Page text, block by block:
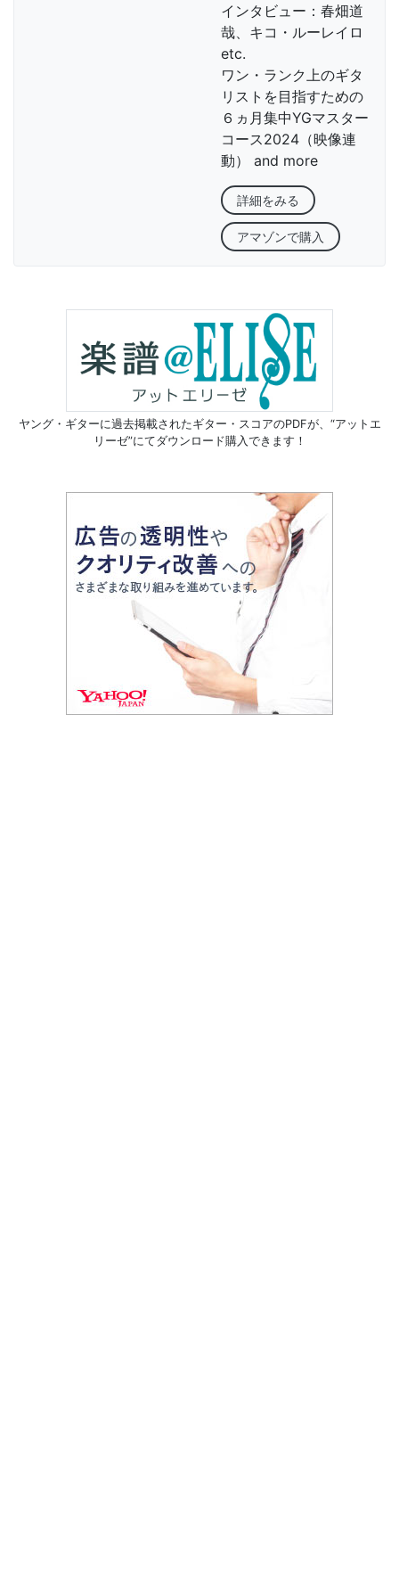
インタビュー：春畑道
哉、キコ・ルーレイロ
etc.
ワン・ランク上のギタ
リストを目指すための
６ヵ月集中YGマスター
コース2024（映像連
動） and more
詳細をみる
アマゾンで購入
ヤング・ギターに過去掲載されたギター・スコアのPDFが、 “アットエ
リーゼ”にてダウンロード購入できます！